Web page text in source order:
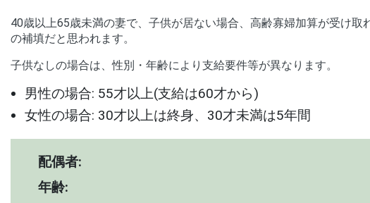
40歳以上65歳未満の妻で、子供が居ない場合、高齢寡婦加算が受け
の補填だと思われます。
子供なしの場合は、性別・年齢により支給要件等が異なります。
男性の場合: 55才以上(支給は60才から)
女性の場合: 30才以上は終身、30才未満は5年間
配偶者:
年齢: